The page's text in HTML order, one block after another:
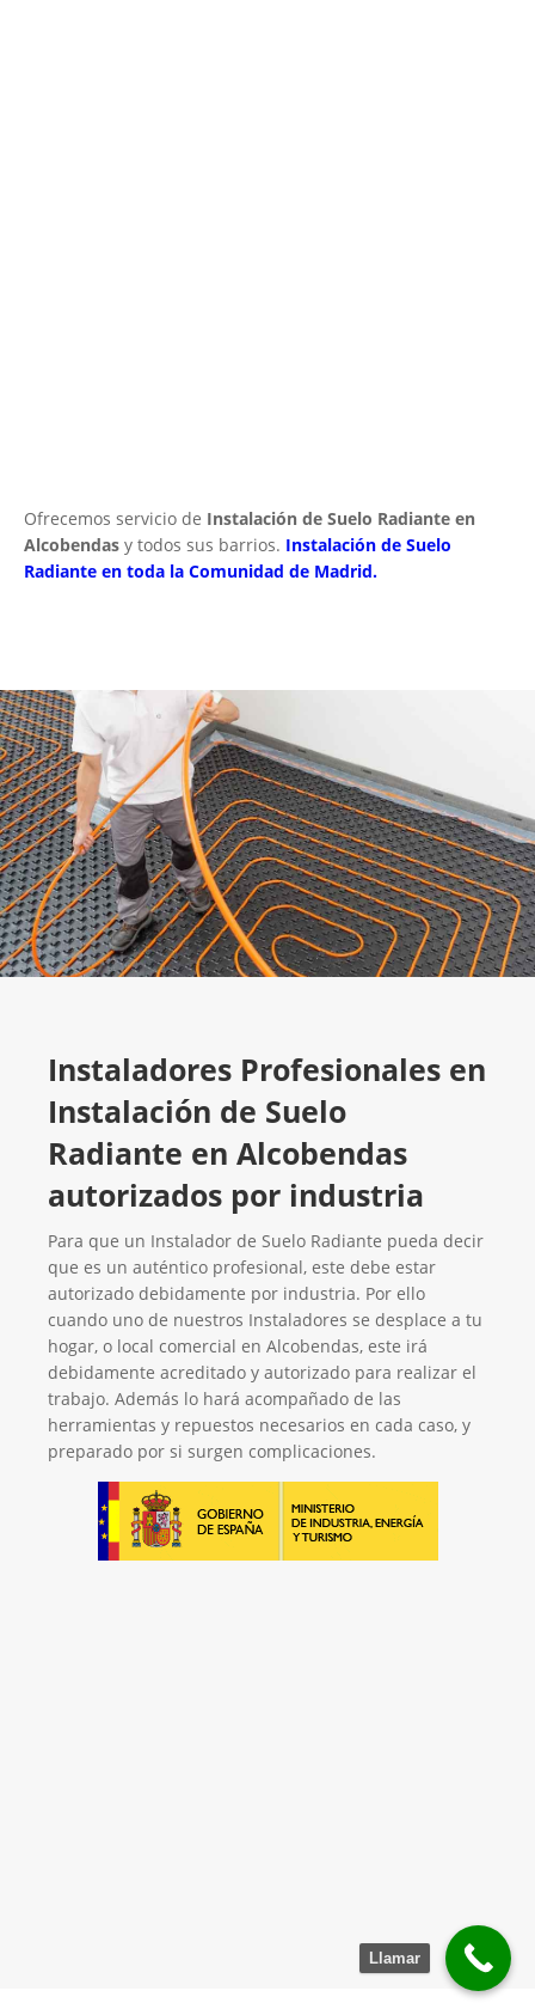
Ofrecemos servicio de Instalación de Suelo Radiante en
Alcobendas y todos sus barrios. Instalación de Suelo
Radiante en toda la Comunidad de Madrid.
Instaladores Profesionales en
Instalación de Suelo
Radiante en Alcobendas
autorizados por industria
Para que un Instalador de Suelo Radiante pueda decir
que es un auténtico profesional, este debe estar
autorizado debidamente por industria. Por ello
cuando uno de nuestros Instaladores se desplace a tu
hogar, o local comercial en Alcobendas, este irá
debidamente acreditado y autorizado para realizar el
trabajo. Además lo hará acompañado de las
herramientas y repuestos necesarios en cada caso, y
preparado por si surgen complicaciones.
Contacta con nosotros
Llamar